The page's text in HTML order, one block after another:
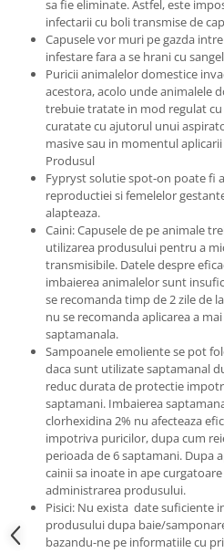
sa fie eliminate. Astfel, este
infectarii cu boli transmise de
Capusele vor muri pe gazda
infestare fara a se hrani cu
Puricii animalelor domestice
acestora, acolo unde animalele
trebuie tratate in mod regulat cu
curatate cu ajutorul unui
masive sau in momentul
Produsul
Fypryst solutie spot-on poate fi
reproductiei si femelelor
alapteaza.
Caini: Capusele de pe animale
utilizarea produsului pentru a
transmisibile. Datele despre
imbaierea animalelor sunt
se recomanda timp de 2 zile de
nu se recomanda aplicarea a
saptamanala.
Sampoanele emoliente se pot
daca sunt utilizate saptamanal
reduc durata de protectie
saptamani. Imbaierea
clorhexidina 2% nu afecteaza
impotriva puricilor, dupa cum
perioada de 6 saptamani. Dupa
cainii sa inoate in ape
administrarea produsului.
Pisici: Nu exista date suficiente
produsului dupa baie/
bazandu-ne pe informatiile cu